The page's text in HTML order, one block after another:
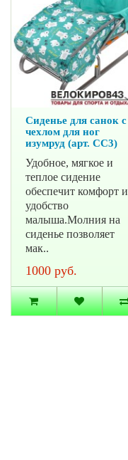
Сиденье для санок с
чехлом для ног
изумруд (арт. СС3)
Удобное, мягкое и
теплое сидение
обеспечит комфорт и
удобство
малыша.Молния на
сиденье позволяет
мак..
1000 руб.